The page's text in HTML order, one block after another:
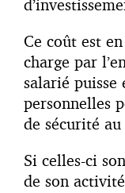
Ce coût est
charge par
salarié puisse
personnelles
de sécurité
Si celles-ci
de son